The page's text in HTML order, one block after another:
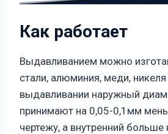
Как работает
Выдавливанием можно
стали, алюминия, меди,
выдавливании наружный
принимают на 0,05-0,1мм
чертежу, а внутренний больше